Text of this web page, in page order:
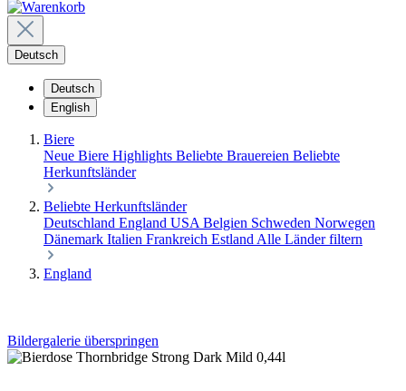
Deutsch
Deutsch
English
Biere
Neue Biere Highlights Beliebte Brauereien Beliebte
Herkunftsländer
Beliebte Herkunftsländer
Deutschland England USA Belgien Schweden Norwegen
Dänemark Italien Frankreich Estland Alle Länder filtern
England
Bildergalerie überspringen